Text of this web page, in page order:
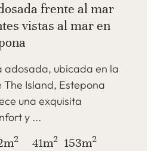
frente al mar
vistas al mar en
adosada, ubicada en la
Island, Estepona
una exquisita
y ...
2 41m2 153m2